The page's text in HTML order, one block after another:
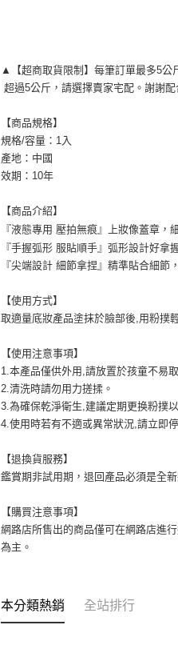
▲【超商取貨限制】每筆訂單最多5公
超過5公斤，請選擇賣家宅配。謝謝配
【商品規格】
規格/容量：1入
產地：中國
效期：10年
【商品介紹】
『液態專用 壓拍無痕』上妝像蓋章，
『手握弧形 服貼順手』弧形設計好拿
『尖端設計 細節拿捏』精準貼合細節
【使用方式】
取適量底妝產品塗抹於臉部後,用粉撲
【使用注意事項】
1.本產品僅供外用,請放置於孩童不易
2.清洗時請勿用力搓揉。
3.為確保乾淨衛生,建議定期更换粉撲
4.使用時若有不適或異常狀況,請立即
【退換貨服務】
鑑賞期非試用期，退回產品必須是全
【購買注意事項】
網路店所售出的商品僅可在網路店進
為主。
本分類熱銷 全站排行